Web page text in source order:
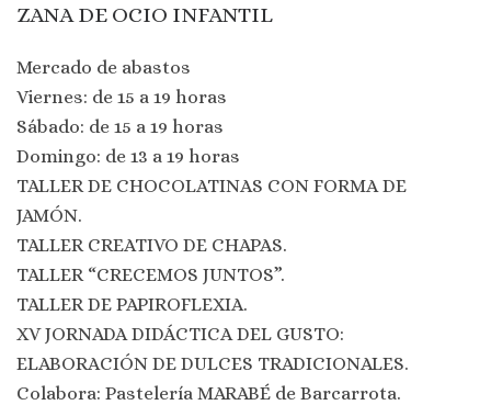
ZANA DE OCIO INFANTIL
Mercado de abastos
Viernes: de 15 a 19 horas
Sábado: de 15 a 19 horas
Domingo: de 13 a 19 horas
TALLER DE CHOCOLATINAS CON FORMA DE
JAMÓN.
TALLER CREATIVO DE CHAPAS.
TALLER “CRECEMOS JUNTOS”.
TALLER DE PAPIROFLEXIA.
XV JORNADA DIDÁCTICA DEL GUSTO:
ELABORACIÓN DE DULCES TRADICIONALES.
Colabora: Pastelería MARABÉ de Barcarrota.